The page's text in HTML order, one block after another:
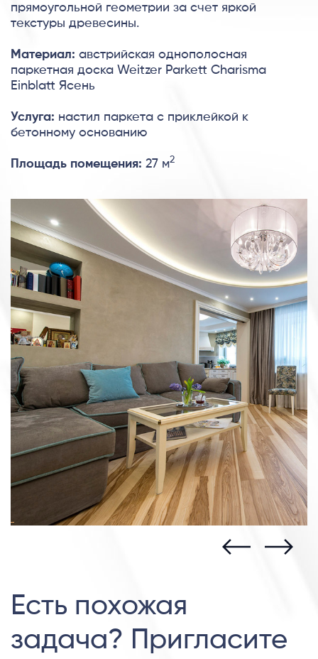
прямоугольной геометрии за счет яркой
текстуры древесины.
Материал: австрийская однополосная
паркетная доска Weitzer Parkett Charisma
Einblatt Ясень
Услуга: настил паркета с приклейкой к
бетонному основанию
Площадь помещения: 27 м2
Есть похожая
задача? Пригласите